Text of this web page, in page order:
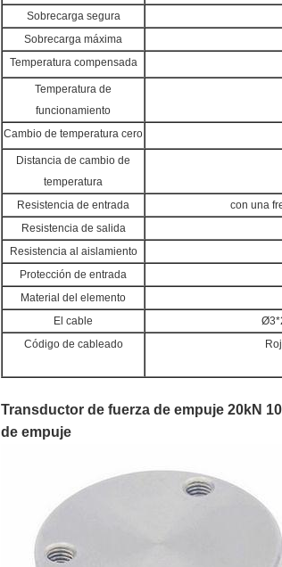
Sobrecarga segura
Sobrecarga máxima
Temperatura compensada
Temperatura de
funcionamiento
Cambio de temperatura cero
Distancia de cambio de
temperatura
Resistencia de entrada
con una
Resistencia de salida
Resistencia al aislamiento
Protección de entrada
Material del elemento
El cable
Código de cableado
Transductor de fuerza de empuje 20kN
de empuje